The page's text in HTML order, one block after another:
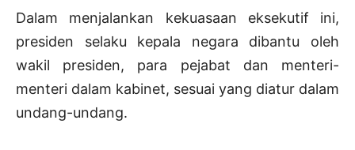
Dalam menjalankan kekuasaan eksekutif ini,
presiden selaku kepala negara dibantu oleh
wakil presiden, para pejabat dan menteri-
menteri dalam kabinet, sesuai yang diatur dalam
undang-undang.